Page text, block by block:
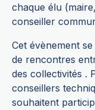
chaque élu
conseiller
Cet évènement
de rencontres
des collectivités .
conseillers
souhaitent